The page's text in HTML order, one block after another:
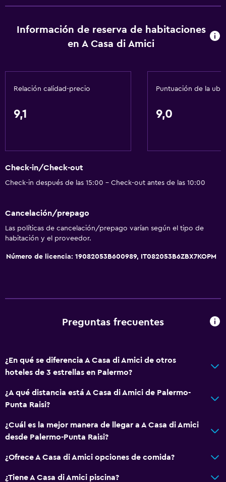
Gel de ducha
Aire acondicionado
Actividades
Dardos
Buceo
Clases de cocina
Karaoke
Habitaciones familiares
Posibilidad de habitaciones conectadas
Piso de mosaico/mármol
Vista a la ciudad
Cortina
Espacio de almacenamiento
Baño
Baño compartido
Información de reserva de habitaciones
en A Casa di Amici
Relación calidad-precio
9,1
Puntuación de la
9,0
Check-in/Check-out
Check-in después de las 15:00 - Check-out antes de las 10:00
Cancelación/prepago
Las políticas de cancelación/prepago varían según el tipo de
habitación y el proveedor.
Número de licencia: 19082053B600989, IT082053B6ZBX7KOPM
Preguntas frecuentes
¿En qué se diferencia A Casa di Amici de otros
hoteles de 3 estrellas en Palermo?
¿A qué distancia está A Casa di Amici de Palermo-
Punta Raisi?
¿Cuál es la mejor manera de llegar a A Casa di Amici
desde Palermo-Punta Raisi?
¿Ofrece A Casa di Amici opciones de comida?
¿Tiene A Casa di Amici piscina?